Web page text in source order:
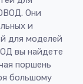
Они
и
для моделей
вы найдете
поршень
большому